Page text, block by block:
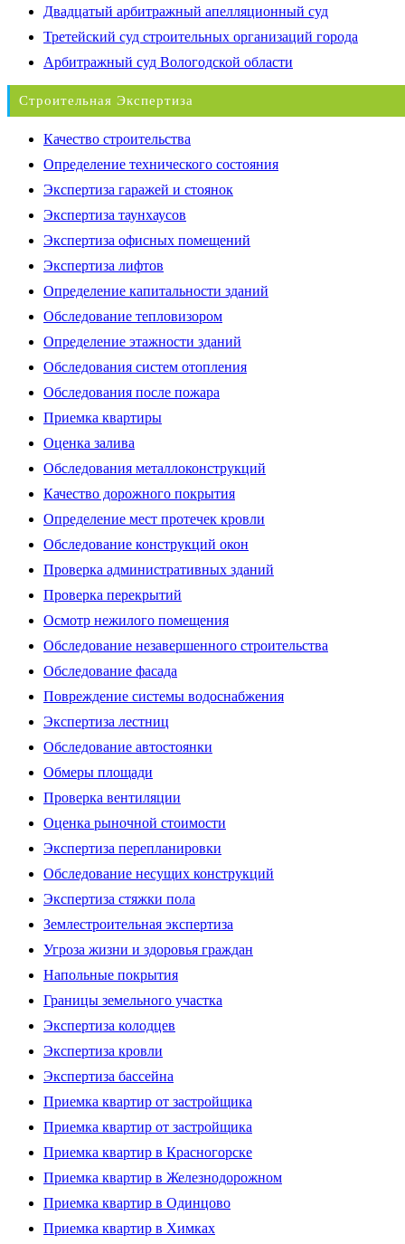
Двадцатый арбитражный апелляционный суд
Третейский суд строительных организаций города
Арбитражный суд Вологодской области
Строительная Экспертиза
Качество строительства
Определение технического состояния
Экспертиза гаражей и стоянок
Экспертиза таунхаусов
Экспертиза офисных помещений
Экспертиза лифтов
Определение капитальности зданий
Обследование тепловизором
Определение этажности зданий
Обследования систем отопления
Обследования после пожара
Приемка квартиры
Оценка залива
Обследования металлоконструкций
Качество дорожного покрытия
Определение мест протечек кровли
Обследование конструкций окон
Проверка административных зданий
Проверка перекрытий
Осмотр нежилого помещения
Обследование незавершенного строительства
Обследование фасада
Повреждение системы водоснабжения
Экспертиза лестниц
Обследование автостоянки
Обмеры площади
Проверка вентиляции
Оценка рыночной стоимости
Экспертиза перепланировки
Обследование несущих конструкций
Экспертиза стяжки пола
Землестроительная экспертиза
Угроза жизни и здоровья граждан
Напольные покрытия
Границы земельного участка
Экспертиза колодцев
Экспертиза кровли
Экспертиза бассейна
Приемка квартир от застройщика
Приемка квартир от застройщика
Приемка квартир в Красногорске
Приемка квартир в Железнодорожном
Приемка квартир в Одинцово
Приемка квартир в Химках